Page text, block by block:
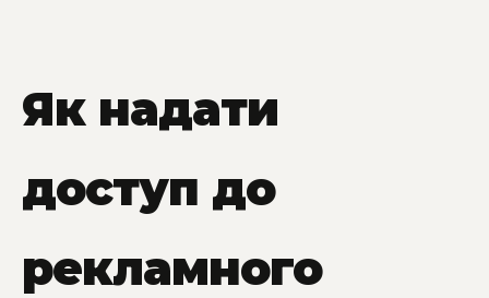
Як надати
доступ до
рекламного